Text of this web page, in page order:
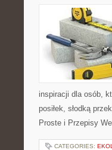
inspiracji dla osób,
posiłek, słodką
Proste i Przepisy
CATEGORIES: